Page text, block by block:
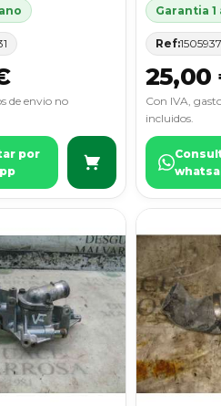
de envio no
por
Garantia 1
Ref:
25,00
Con IVA,
incluidos.